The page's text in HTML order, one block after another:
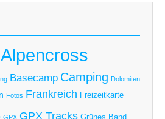
Alpencross
Basecamp Camping Dolomiten
Fotos Frankreich Freizeitkarte
GPX GPX Tracks Grünes Band